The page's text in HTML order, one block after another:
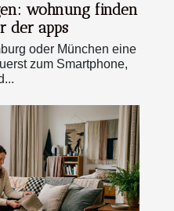
wohnung finden
der apps
oder München eine
zum Smartphone,